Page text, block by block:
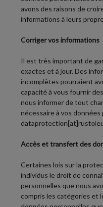
avons des raisons de
informations à leurs
Corriger vos informations
Il est très important de
exactes et à jour. Des
incomplètes pourraient
capacité à vous fournir
nous informer de tout
nécessaire à vos données
Accès et transfert des
Certaines lois sur la
individus le droit de
personnelles que nous
compris les catégories et